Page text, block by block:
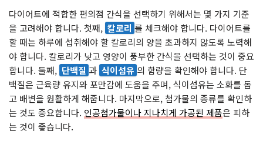
다이어트에 적합한 편의점 간식을 선택하기 위해서는 몇 가지 기준
을 고려해야 합니다. 첫째, 칼로리 를 체크해야 합니다. 다이어트를
할 때는 하루에 섭취해야 할 칼로리의 양을 초과하지 않도록 노력해
야 합니다. 칼로리가 낮고 영양이 풍부한 간식을 선택하는 것이 중요
합니다. 둘째, 단백질 과 식이섬유 의 함량을 확인해야 합니다. 단
백질은 근육량 유지와 포만감에 도움을 주며, 식이섬유는 소화를 돕
고 배변을 원활하게 해줍니다. 마지막으로, 첨가물의 종류를 확인하
는 것도 중요합니다. 인공첨가물이나 지나치게 가공된 제품은 피하
는 것이 좋습니다.